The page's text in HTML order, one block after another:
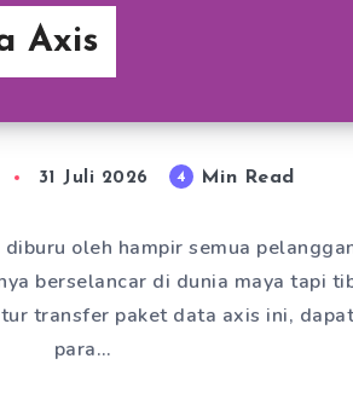
Axis
31 Juli 2026 4 Min Read
oleh hampir semua
berselancar di dunia maya tapi
transfer paket data axis ini,
para…